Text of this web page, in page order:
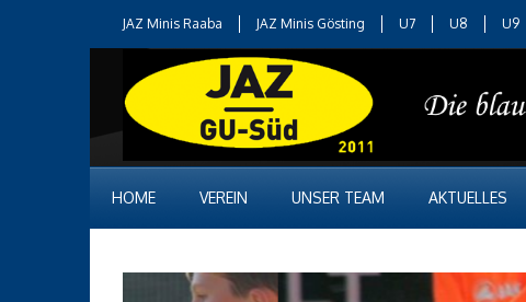
JAZ Minis Raaba JAZ Minis Gösting U7 U8 U9
HOME VEREIN UNSER TEAM AKTUELLES